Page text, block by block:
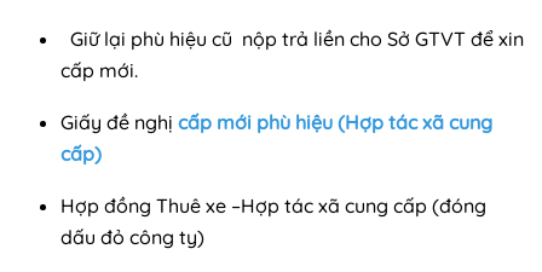
Giữ lại phù hiệu cũ nộp trả liền cho Sở GTVT để xin
cấp mới.
Giấy đề nghị cấp mới phù hiệu (Hợp tác xã cung
cấp)
Hợp đồng Thuê xe –Hợp tác xã cung cấp (đóng
dấu đỏ công ty)